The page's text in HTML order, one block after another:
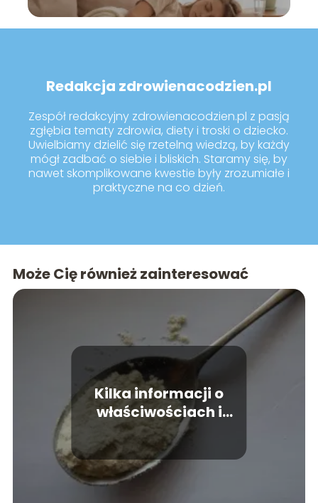
Redakcja zdrowienacodzien.pl
Zespół redakcyjny zdrowienacodzien.pl z pasją
zgłębia tematy zdrowia, diety i troski o dziecko.
Uwielbiamy dzielić się rzetelną wiedzą, by każdy
mógł zadbać o siebie i bliskich. Staramy się, by
nawet skomplikowane kwestie były zrozumiałe i
praktyczne na co dzień.
Może Cię również zainteresować
Kilka informacji o
właściwościach i
zastosowaniu mąki
ziemniaczanej